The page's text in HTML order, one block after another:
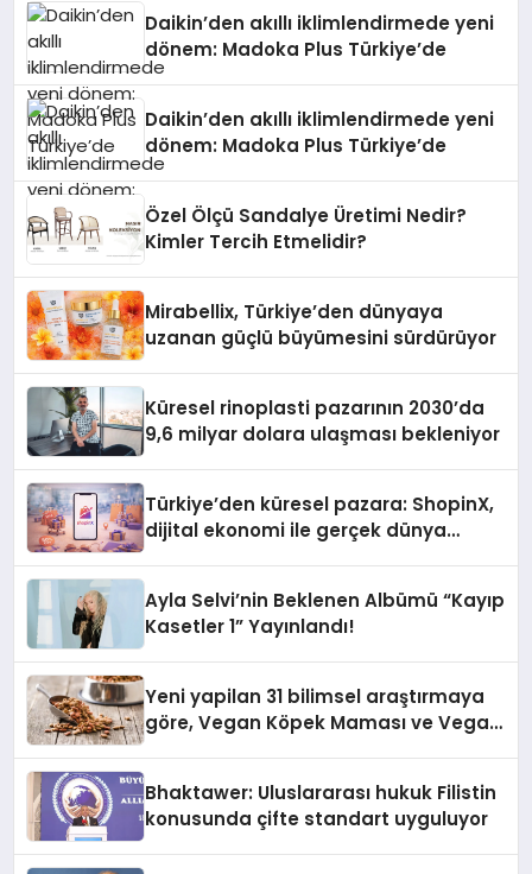
Daikin’den akıllı iklimlendirmede yeni
dönem: Madoka Plus Türkiye’de
Daikin’den akıllı iklimlendirmede yeni
dönem: Madoka Plus Türkiye’de
Özel Ölçü Sandalye Üretimi Nedir?
Kimler Tercih Etmelidir?
Mirabellix, Türkiye’den dünyaya
uzanan güçlü büyümesini sürdürüyor
Küresel rinoplasti pazarının 2030’da
9,6 milyar dolara ulaşması bekleniyor
Türkiye’den küresel pazara: ShopinX,
dijital ekonomi ile gerçek dünya
Ayla Selvi’nin Beklenen Albümü “Kayıp
Kasetler 1” Yayınlandı!
Yeni yapilan 31 bilimsel araştırmaya
göre, Vegan Köpek Maması ve Vegan
Bhaktawer: Uluslararası hukuk Filistin
konusunda çifte standart uyguluyor